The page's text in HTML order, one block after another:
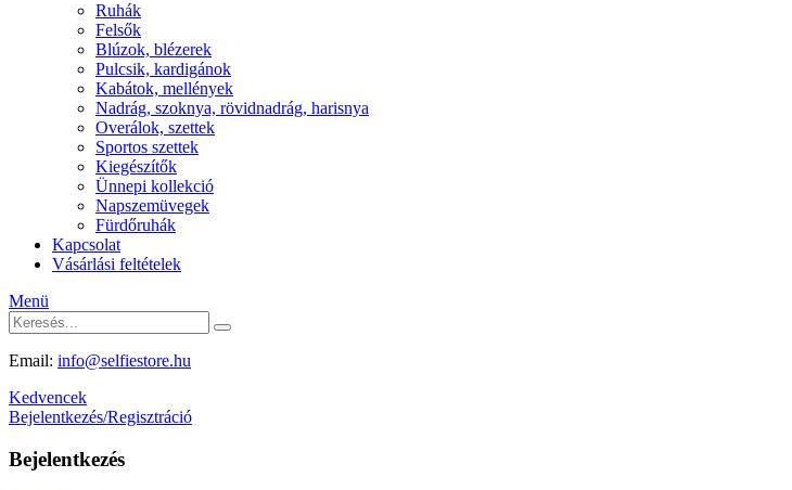
Ruhák
Felsők
Blúzok, blézerek
Pulcsik, kardigánok
Kabátok, mellények
Nadrág, szoknya, rövidnadrág, harisnya
Overálok, szettek
Sportos szettek
Kiegészítők
Ünnepi kollekció
Napszemüvegek
Fürdőruhák
Kapcsolat
Vásárlási feltételek
Menü
Email: info@selfiestore.hu
Kedvencek
Bejelentkezés/Regisztráció
Bejelentkezés